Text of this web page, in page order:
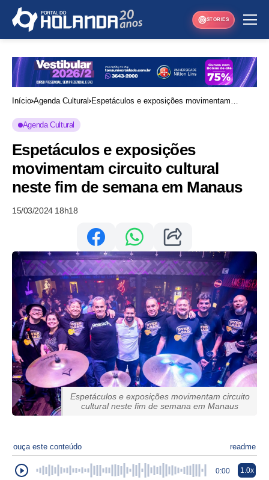
STORIES
Início Agenda Cultural Espetáculos e exposições movimentam
Agenda Cultural
Espetáculos e exposições
movimentam circuito cultural
neste fim de semana em Manaus
15/03/2024 18h18
Espetáculos e exposições movimentam circuito
cultural neste fim de semana em Manaus
ouça este conteúdo readme
0:00 1.0x